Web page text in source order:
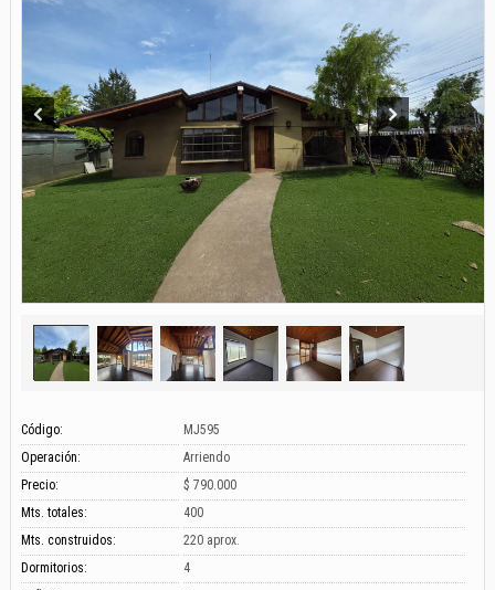
Prev Next
Código:
MJ595
Operación:
Arriendo
Precio:
$ 790.000
Mts. totales:
400
Mts. construidos:
220 aprox.
Dormitorios:
4